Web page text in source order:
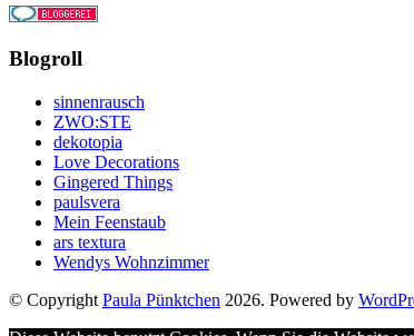
Blogroll
sinnenrausch
ZWO:STE
dekotopia
Love Decorations
Gingered Things
paulsvera
Mein Feenstaub
ars textura
Wendys Wohnzimmer
© Copyright Paula Pünktchen 2026. Powered by